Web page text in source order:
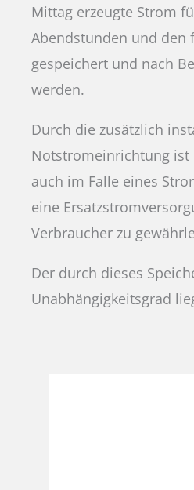
Mittag erzeugte Strom
Abendstunden und den
gespeichert und nach
werden.
Durch die zusätzlich
Notstromeinrichtung ist
auch im Falle eines
eine
Verbraucher zu
Der durch dieses
Unabhängigkeitsgrad